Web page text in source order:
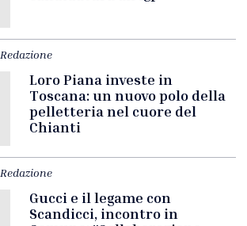
Redazione
Loro Piana investe in
Toscana: un nuovo polo della
pelletteria nel cuore del
Chianti
Redazione
Gucci e il legame con
Scandicci, incontro in